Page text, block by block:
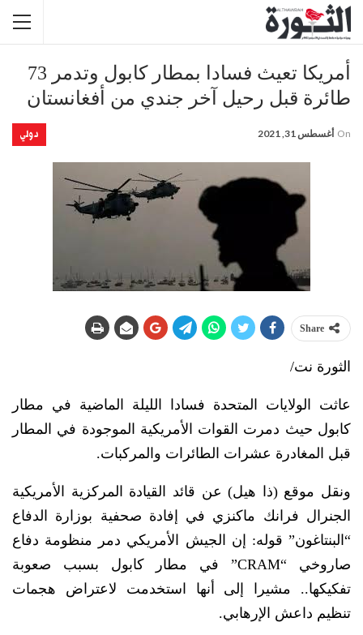
أمريكا تعيث فسادا بمطار كابول وتدمر 73
طائرة قبل رحيل آخر جندي من أفغانستان
دولي On أغسطس 31, 2021
Share
الثورة نت/
عاثت الولايات المتحدة فسادا الليلة الماضية في مطار
كابول حيث دمرت القوات الأمريكية الموجودة في المطار
قبل المغادرة عشرات الطائرات والمركبات.
ونقل موقع (ذا هيل) عن قائد القيادة المركزية الأمريكية
الجنرال فرانك ماكنزي في إفادة صحفية بوزارة الدفاع
“البنتاغون” قوله: إن الجيش الأمريكي دمر منظومة دفاع
صاروخي “CRAM” في مطار كابول بسبب صعوبة
تفكيكها.. مشيرا إلى أنها استخدمت لاعتراض هجمات
تنظيم داعش الإرهابي.